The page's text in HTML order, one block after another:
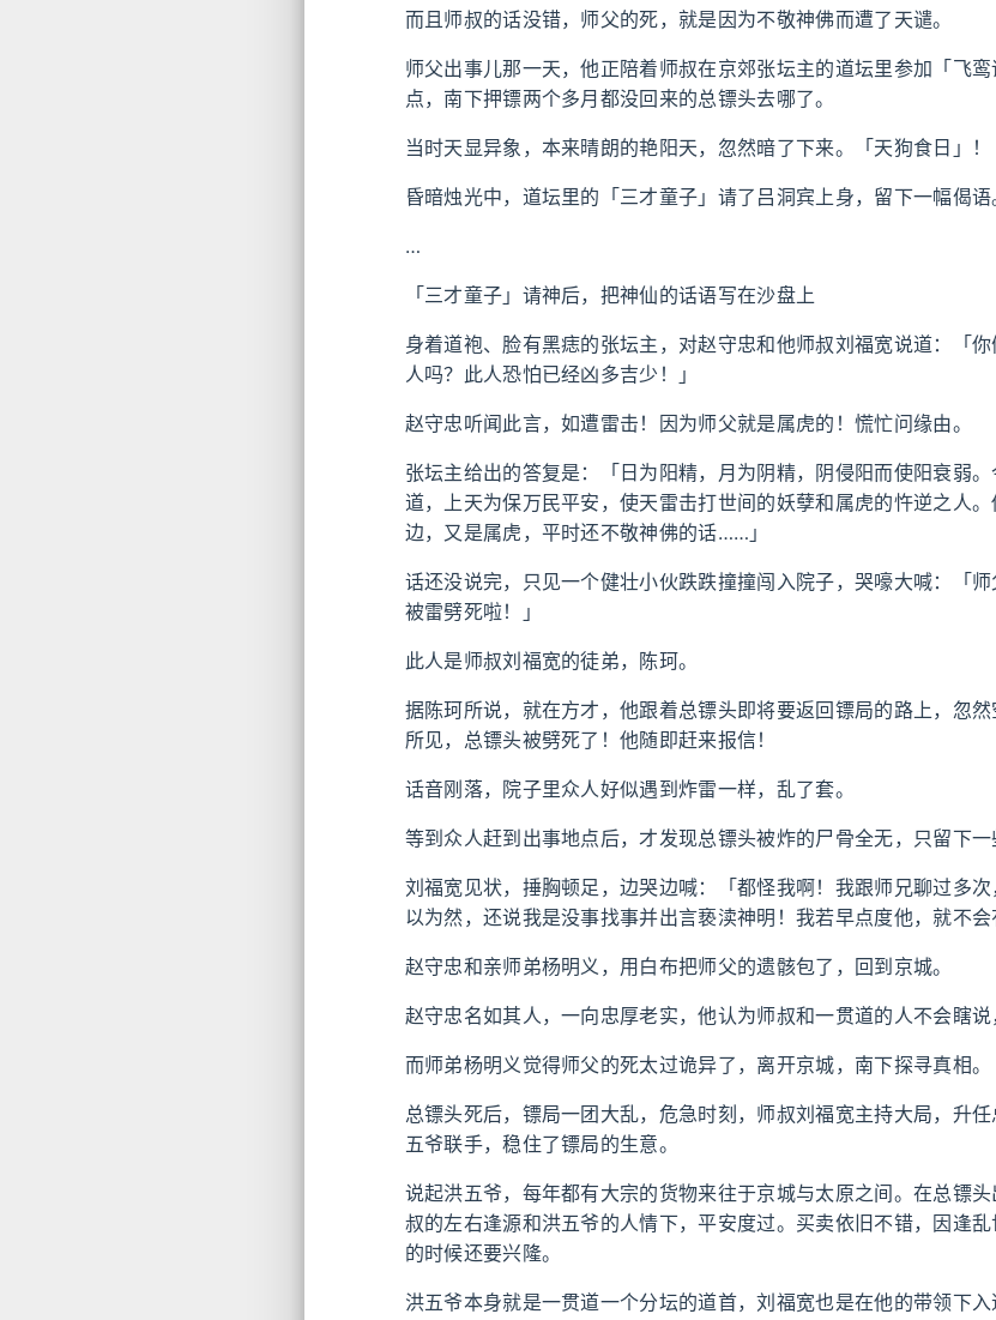
而且师叔的话没错，师父的死，就是因为不敬神佛而遭了天谴。
师父出事儿那一天，他正陪着师叔在京郊张坛主的道坛里参加「飞
点，南下押镖两个多月都没回来的总镖头去哪了。
当时天显异象，本来晴朗的艳阳天，忽然暗了下来。「天狗食日」！
昏暗烛光中，道坛里的「三才童子」请了吕洞宾上身，留下一幅偈语
…
「三才童子」请神后，把神仙的话语写在沙盘上
身着道袍、脸有黑痣的张坛主，对赵守忠和他师叔刘福宽说道：「
人吗？此人恐怕已经凶多吉少！」
赵守忠听闻此言，如遭雷击！因为师父就是属虎的！慌忙问缘由。
张坛主给出的答复是：「日为阳精，月为阴精，阴侵阳而使阳衰弱
道，上天为保万民平安，使天雷击打世间的妖孽和属虎的忤逆之人
边，又是属虎，平时还不敬神佛的话……」
话还没说完，只见一个健壮小伙跌跌撞撞闯入院子，哭嚎大喊：「
被雷劈死啦！」
此人是师叔刘福宽的徒弟，陈珂。
据陈珂所说，就在方才，他跟着总镖头即将要返回镖局的路上，忽
所见，总镖头被劈死了！他随即赶来报信！
话音刚落，院子里众人好似遇到炸雷一样，乱了套。
等到众人赶到出事地点后，才发现总镖头被炸的尸骨全无，只留下一
刘福宽见状，捶胸顿足，边哭边喊：「都怪我啊！我跟师兄聊过多
以为然，还说我是没事找事并出言亵渎神明！我若早点度他，就不会
赵守忠和亲师弟杨明义，用白布把师父的遗骸包了，回到京城。
赵守忠名如其人，一向忠厚老实，他认为师叔和一贯道的人不会瞎说
而师弟杨明义觉得师父的死太过诡异了，离开京城，南下探寻真相。
总镖头死后，镖局一团大乱，危急时刻，师叔刘福宽主持大局，升
五爷联手，稳住了镖局的生意。
说起洪五爷，每年都有大宗的货物来往于京城与太原之间。在总镖
叔的左右逢源和洪五爷的人情下，平安度过。买卖依旧不错，因逢
的时候还要兴隆。
洪五爷本身就是一贯道一个分坛的道首，刘福宽也是在他的带领下入